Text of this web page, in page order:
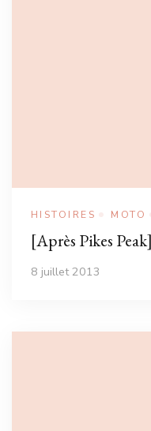
HISTOIRES MOTO
[Après Pikes
8 juillet 2013